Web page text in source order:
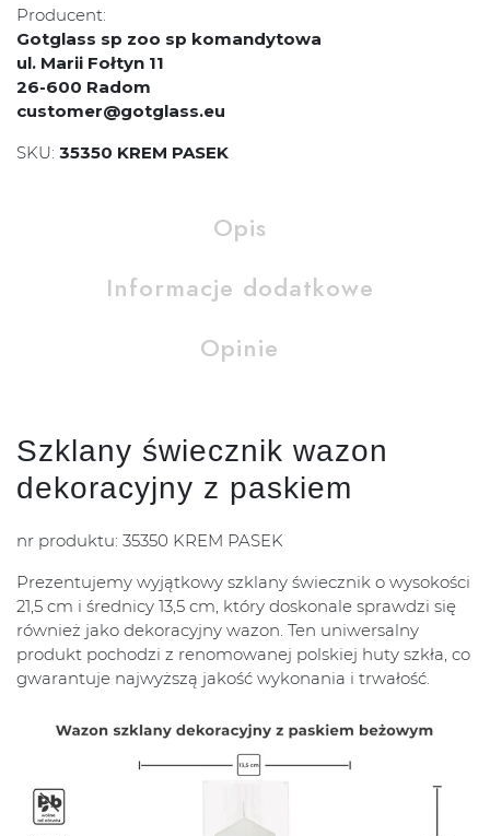
Producent:
Gotglass sp zoo sp komandytowa
ul. Marii Fołtyn 11
26-600 Radom
customer@gotglass.eu
SKU: 35350 KREM PASEK
Opis
Informacje dodatkowe
Opinie
Szklany świecznik wazon
dekoracyjny z paskiem
nr produktu: 35350 KREM PASEK
Prezentujemy wyjątkowy szklany świecznik o wysokości
21,5 cm i średnicy 13,5 cm, który doskonale sprawdzi się
również jako dekoracyjny wazon. Ten uniwersalny
produkt pochodzi z renomowanej polskiej huty szkła, co
gwarantuje najwyższą jakość wykonania i trwałość.